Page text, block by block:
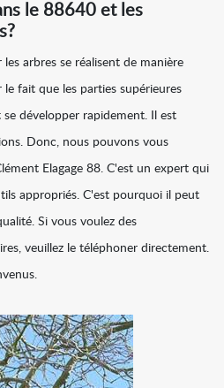
le 88640 et les
arbres se réalisent de manière
fait que les parties supérieures
développer rapidement. Il est
Donc, nous pouvons vous
Elagage 88. C'est un expert qui
appropriés. C'est pourquoi il peut
Si vous voulez des
veuillez le téléphoner directement.